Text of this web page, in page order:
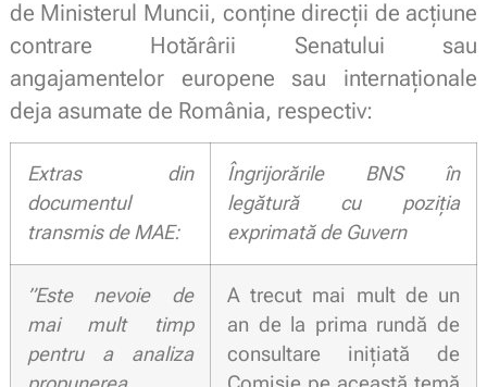
de Ministerul Muncii, conține direcții de acțiune
contrare Hotărârii Senatului sau
angajamentelor europene sau internaționale
deja asumate de România, respectiv:
Extras din
documentul
transmis de MAE:
Îngrijorările BNS în
legătură cu poziția
exprimată de Guvern
”Este nevoie de
mai mult timp
pentru a analiza
A trecut mai mult de un
an de la prima rundă de
consultare inițiată de